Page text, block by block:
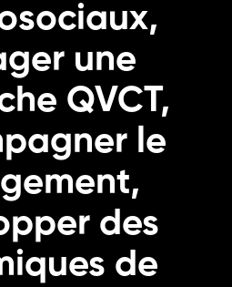
une
QVCT,
le
des
de